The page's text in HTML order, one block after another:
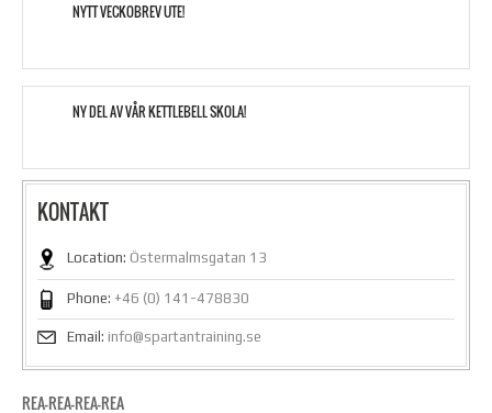
NYTT VECKOBREV UTE!
NY DEL AV VÅR KETTLEBELL SKOLA!
KONTAKT
Location: Östermalmsgatan 13
Phone: +46 (0) 141-478830
Email: info@spartantraining.se
REA-REA-REA-REA